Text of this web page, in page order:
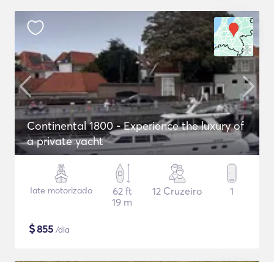
Continental 1800 - Experience the luxury of
a private yacht
Iate motorizado
62 ft
19 m
12 Cruzeiro 1
$855 /dia